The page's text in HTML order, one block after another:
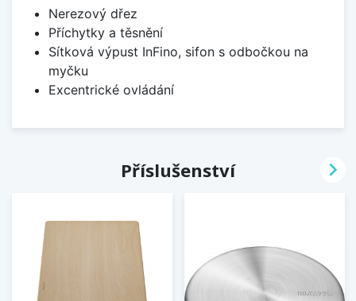
Nerezový dřez
Příchytky a těsnění
Sítková výpust InFino, sifon s odbočkou na
myčku
Excentrické ovládání
Příslušenství 